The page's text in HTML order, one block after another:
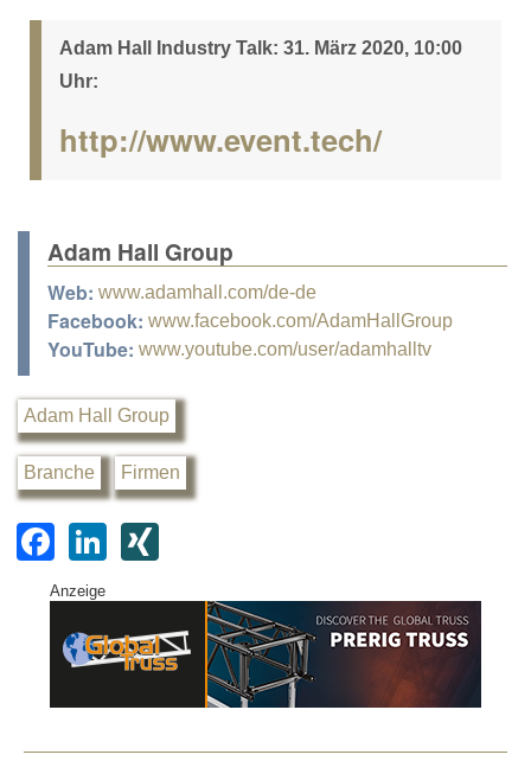
Adam Hall Industry Talk: 31. März 2020, 10:00
Uhr:
http://www.event.tech/
Adam Hall Group
Web: www.adamhall.com/de-de
Facebook: www.facebook.com/AdamHallGroup
YouTube: www.youtube.com/user/adamhalltv
Adam Hall Group
Branche Firmen
F
a
c
e
Li
k
e
G
Anzeige